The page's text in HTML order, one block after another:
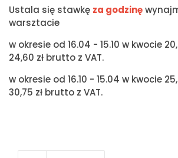
Ustala się stawkę za godzinę
warsztacie
w okresie od 16.04 - 15.10 w kwocie
24,60 zł brutto z VAT.
w okresie od 16.10 - 15.04 w kwocie
30,75 zł brutto z VAT.